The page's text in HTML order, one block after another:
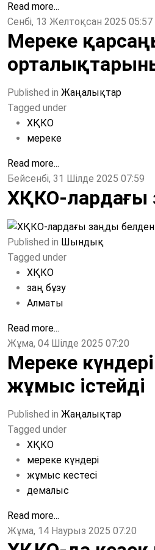
Read more...
Сенбі, 13 Желтоқсан 2025 05:57
Мереке
Published in Жаңалықтар
Tagged under
ХҚКО
мереке
Read more...
Бейсенбі, 31 Шілде 2025 07:59
ХҚКО-лардағы
Published in Шындық
Tagged under
ХҚКО
заң бұзу
Алматы
Read more...
Жұма, 04 Шілде 2025 07:20
Мереке
жұмыс істейді
Published in Жаңалықтар
Tagged under
ХҚКО
мереке күндері
жұмыс кестесі
демалыс
Read more...
Жұма, 14 Наурыз 2025 07:20